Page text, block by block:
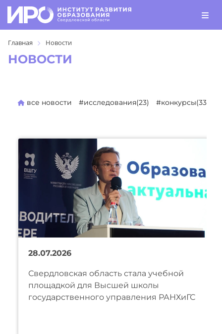
Главная Новости
НОВОСТИ
все новости #исследования(23) #конкурсы(330)
28.07.2026
Свердловская область стала учебной
площадкой для Высшей школы
государственного управления РАНХиГС